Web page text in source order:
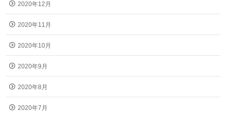
2020年12月
2020年11月
2020年10月
2020年9月
2020年8月
2020年7月